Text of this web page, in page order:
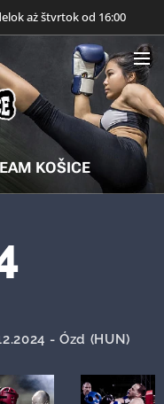
aż štvrtok od 16:00
KOŠICE
- Ózd (HUN)